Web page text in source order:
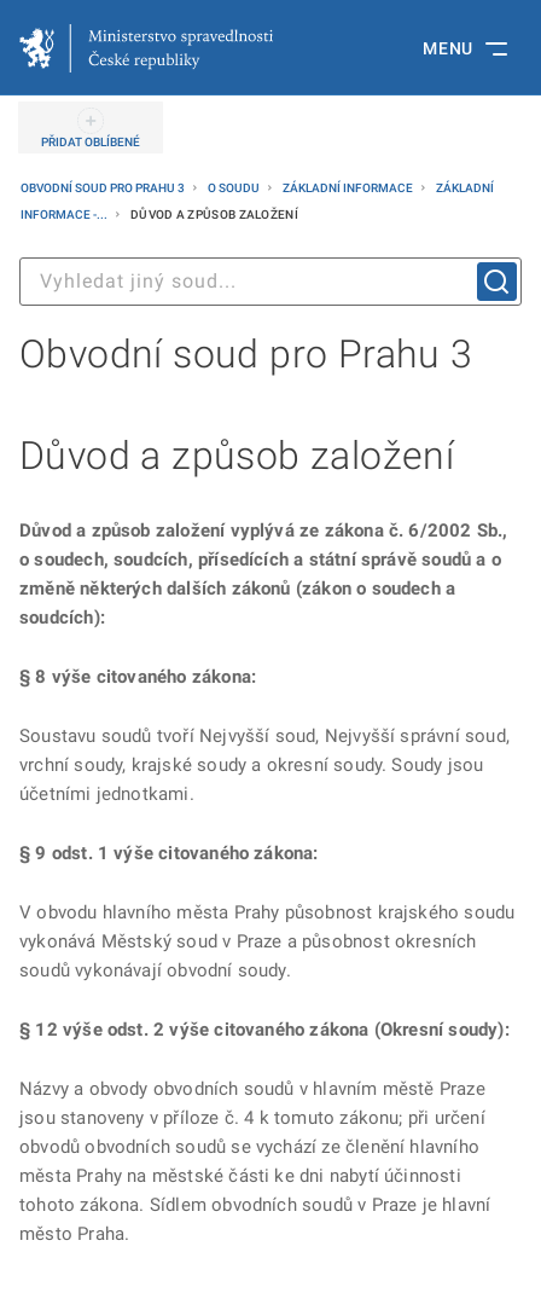
MENU
PŘIDAT OBLÍBENÉ
OBVODNÍ SOUD PRO PRAHU 3 O SOUDU ZÁKLADNÍ INFORMACE
ZÁKLADNÍ
INFORMACE -...
DŮVOD A ZPŮSOB ZALOŽENÍ
Obvodní soud pro Prahu 3
Důvod a způsob založení
Důvod a způsob založení vyplývá ze zákona č. 6/2002 Sb.,
o soudech, soudcích, přísedících a státní správě soudů a o
změně některých dalších zákonů (zákon o soudech a
soudcích):
§ 8 výše citovaného zákona:
Soustavu soudů tvoří Nejvyšší soud, Nejvyšší správní soud,
vrchní soudy, krajské soudy a okresní soudy. Soudy jsou
účetními jednotkami.
§ 9 odst. 1 výše citovaného zákona:
V obvodu hlavního města Prahy působnost krajského soudu
vykonává Městský soud v Praze a působnost okresních
soudů vykonávají obvodní soudy.
§ 12 výše odst. 2 výše citovaného zákona (Okresní soudy):
Názvy a obvody obvodních soudů v hlavním městě Praze
jsou stanoveny v příloze č. 4 k tomuto zákonu; při určení
obvodů obvodních soudů se vychází ze členění hlavního
města Prahy na městské části ke dni nabytí účinnosti
tohoto zákona. Sídlem obvodních soudů v Praze je hlavní
město Praha.